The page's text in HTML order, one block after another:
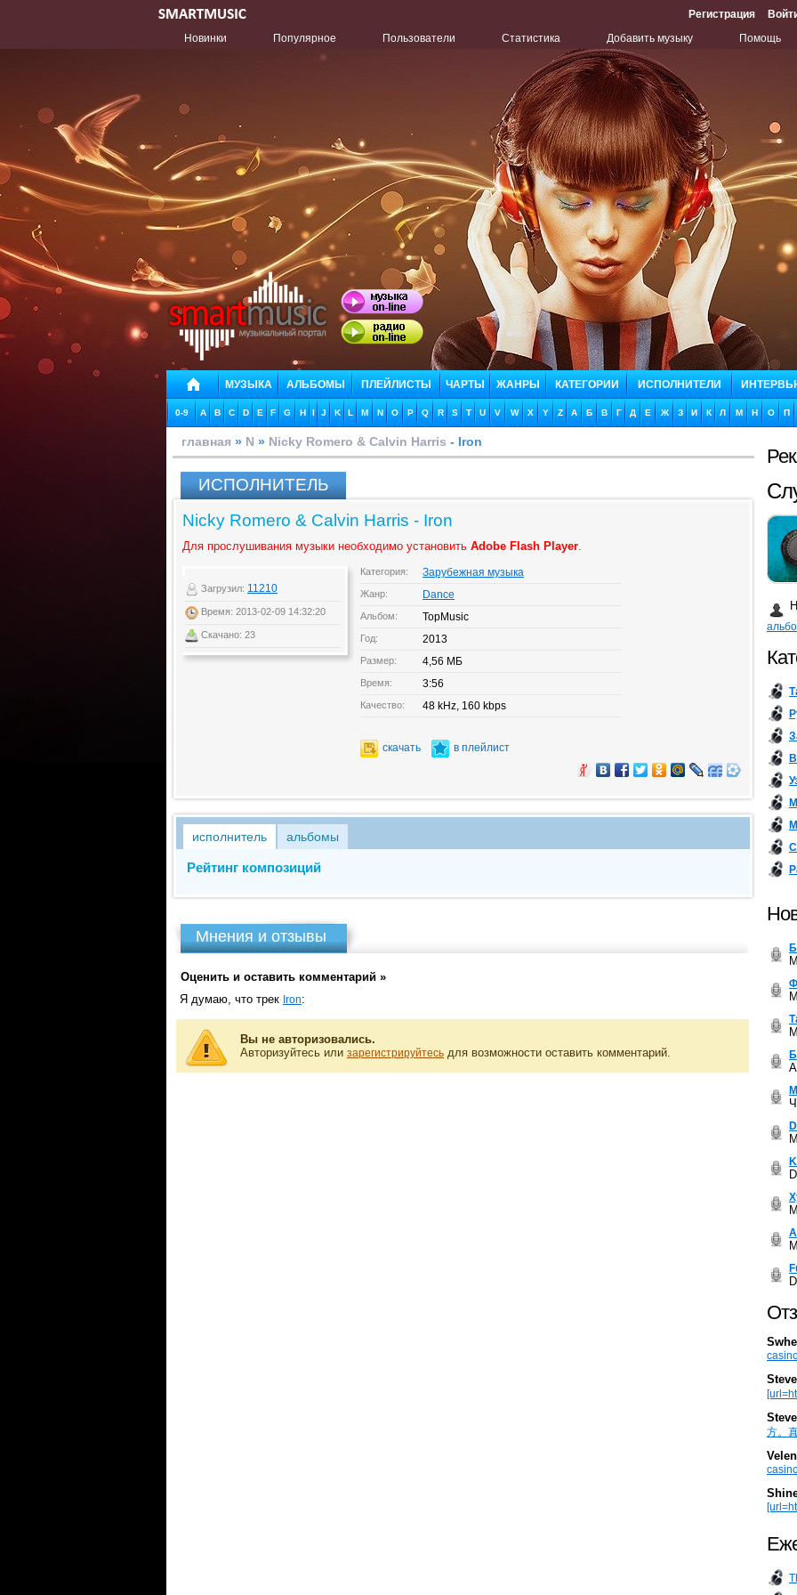
Регистрация
Новинки
Популярное Пользователи Статистика Добавить музыку Помощь
МУЗЫКА АЛЬБОМЫ ПЛЕЙЛИСТЫ ЧАРТЫ ЖАНРЫ КАТЕГОРИИ ИСПОЛНИТЕЛИ
0-9 A B C D E F G H I J K L M N O P Q R S T U V W X Y Z А Б В Г Д Е Ж З И К Л М Н О П
главная » N » Nicky Romero & Calvin Harris - Iron
ИСПОЛНИТЕЛЬ
Nicky Romero & Calvin Harris - Iron
Для прослушивания музыки необходимо установить Adobe Flash Player.
Загрузил: 11210
Время: 2013-02-09 14:32:20
Скачано: 23
Категория: Зарубежная музыка
Жанр: Dance
Альбом: TopMusic
Год: 2013
Размер: 4,56 МБ
Время: 3:56
Качество: 48 kHz, 160 kbps
скачать в плейлист
исполнитель альбомы
Рейтинг композиций
Мнения и отзывы
Оценить и оставить комментарий »
Я думаю, что трек Iron:
Вы не авторизовались.
Авторизуйтесь или зарегистрируйтесь для возможности оставить комментарий.
方。